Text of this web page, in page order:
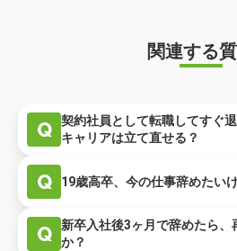
関連する
Q
契約社員として転職してすぐ
キャリアは立て直せる？
Q 19歳高卒、今の仕事辞めたい
Q
新卒入社後3ヶ月で辞めたら、
か？